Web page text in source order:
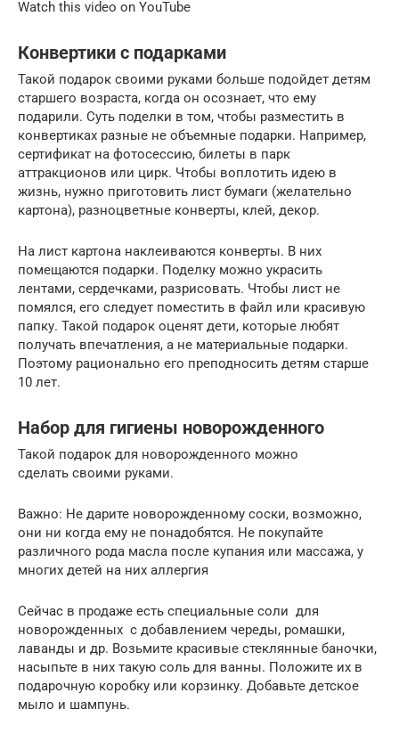
Watch this video on YouTube
Конвертики с подарками
Такой подарок своими руками больше подойдет детям
старшего возраста, когда он осознает, что ему
подарили. Суть поделки в том, чтобы разместить в
конвертиках разные не объемные подарки. Например,
сертификат на фотосессию, билеты в парк
аттракционов или цирк. Чтобы воплотить идею в
жизнь, нужно приготовить лист бумаги (желательно
картона), разноцветные конверты, клей, декор.
На лист картона наклеиваются конверты. В них
помещаются подарки. Поделку можно украсить
лентами, сердечками, разрисовать. Чтобы лист не
помялся, его следует поместить в файл или красивую
папку. Такой подарок оценят дети, которые любят
получать впечатления, а не материальные подарки.
Поэтому рационально его преподносить детям старше
10 лет.
Набор для гигиены новорожденного
Такой подарок для новорожденного можно
сделать своими руками.
Важно: Не дарите новорожденному соски, возможно,
они ни когда ему не понадобятся. Не покупайте
различного рода масла после купания или массажа, у
многих детей на них аллергия
Сейчас в продаже есть специальные соли для
новорожденных с добавлением череды, ромашки,
лаванды и др. Возьмите красивые стеклянные баночки,
насыпьте в них такую соль для ванны. Положите их в
подарочную коробку или корзинку. Добавьте детское
мыло и шампунь.